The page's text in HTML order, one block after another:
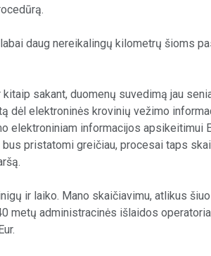
daug nereikalingų kilometrų šioms
sakant, duomenų suvedimą jau
elektroninės krovinių vežimo
informacijos apsikeitimui
pristatomi greičiau, procesai taps
ir laiko. Mano skaičiavimu, atlikus
metų administracinės išlaidos